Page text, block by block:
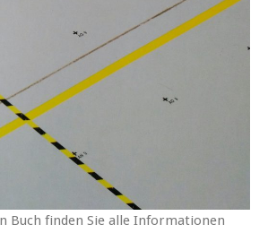
Buch finden Sie alle Informationen